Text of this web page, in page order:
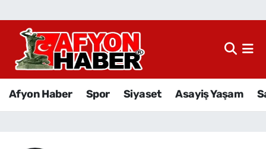
Afyon Haber Spor Siyaset Asayiş Yaşam
Afyon Haber